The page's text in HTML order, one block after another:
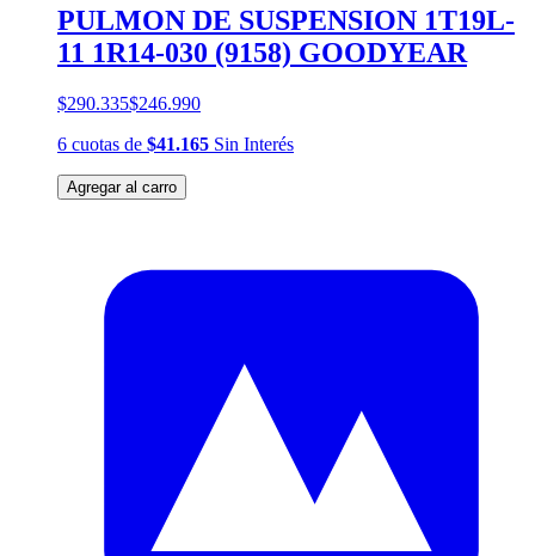
PULMON DE SUSPENSION 1T19L-
11 1R14-030 (9158) GOODYEAR
$290.335$246.990
6 cuotas de $41.165 Sin Interés
Agregar al carro